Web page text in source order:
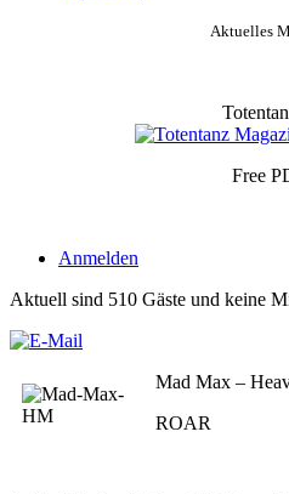
Aktuelles
Free
Anmelden
Aktuell sind 510 Gäste und keine
Mad Max –
ROAR